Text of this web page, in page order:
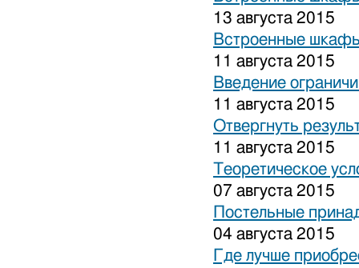
13 августа 2015
Встроенные
11 августа 2015
Введение
11 августа 2015
Отвергнуть
11 августа 2015
Теоретическое
07 августа 2015
Постельные
04 августа 2015
Где лучше